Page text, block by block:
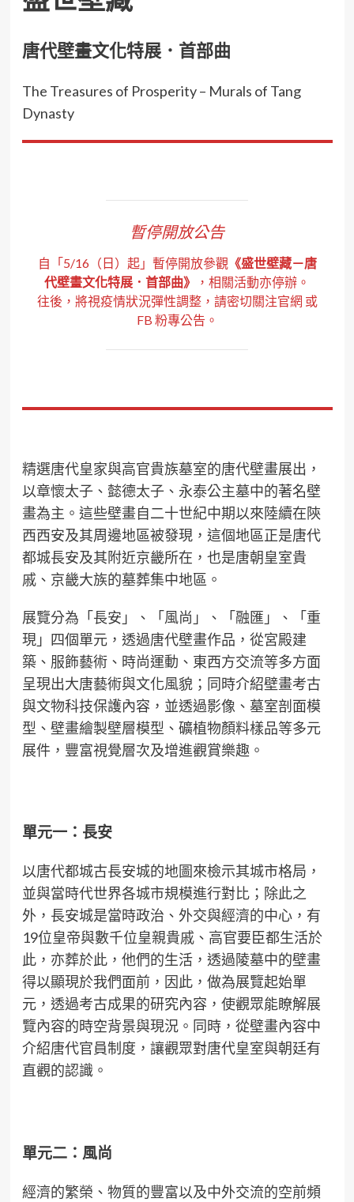
唐代壁畫文化特展．首部曲
The Treasures of Prosperity – Murals of Tang
Dynasty
暫停開放公告
自「5/16（日）起」暫停開放參觀 《盛世壁藏－唐
代壁畫文化特展．首部曲》
，相關活動亦停辦。
往後，將視疫情狀況彈性調整，請密切關注官網 或
FB 粉專公告。
精選唐代皇家與高官貴族墓室的唐代壁畫展出，
以章懷太子、懿德太子、永泰公主墓中的著名壁
畫為主。這些壁畫自二十世紀中期以來陸續在陝
西西安及其周邊地區被發現，這個地區正是唐代
都城長安及其附近京畿所在，也是唐朝皇室貴
戚、京畿大族的墓葬集中地區。
展覽分為「長安」、「風尚」、「融匯」、「重
現」四個單元，透過唐代壁畫作品，從宮殿建
築、服飾藝術、時尚運動、東西方交流等多方面
呈現出大唐藝術與文化風貌；同時介紹壁畫考古
與文物科技保護內容，並透過影像、墓室剖面模
型、壁畫繪製壁層模型、礦植物顏料樣品等多元
展件，豐富視覺層次及增進觀賞樂趣。
單元一：長安
以唐代都城古長安城的地圖來檢示其城市格局，
並與當時代世界各城市規模進行對比；除此之
外，長安城是當時政治、外交與經濟的中心，有
19位皇帝與數千位皇親貴戚、高官要臣都生活於
此，亦葬於此，他們的生活，透過陵墓中的壁畫
得以顯現於我們面前，因此，做為展覽起始單
元，透過考古成果的研究內容，使觀眾能瞭解展
覽內容的時空背景與現況。同時，從壁畫內容中
介紹唐代官員制度，讓觀眾對唐代皇室與朝廷有
直觀的認識。
單元二：風尚
經濟的繁榮、物質的豐富以及中外交流的空前頻